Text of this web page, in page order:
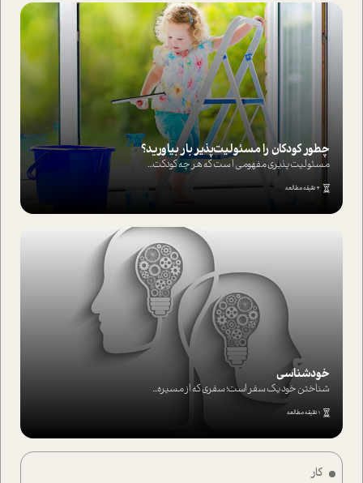
کار
چطور کودکان را مسئولیت‌پذیر بار بیاورید؟
مسئولیت پذیری مفهومی ا ست که هر چه کودکت...
4 دقیقه مطالعه
خودشناسی
شناختن خود یک سفر است؛ سفری که از مسیره...
1 دقیقه مطالعه